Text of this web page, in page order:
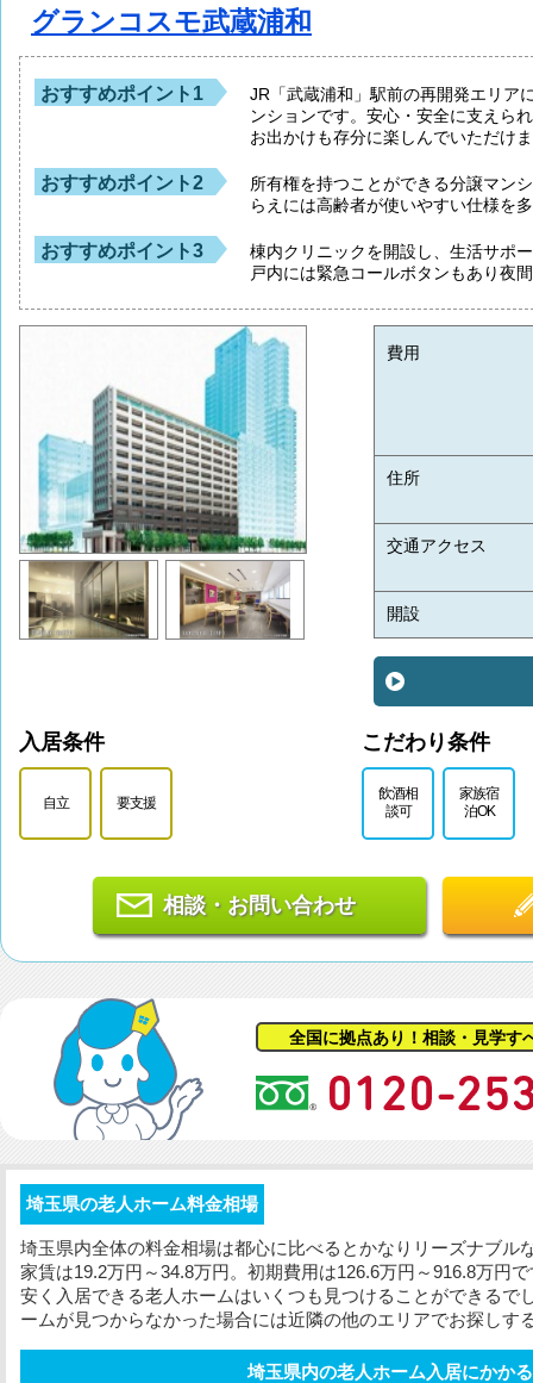
グランコスモ武蔵浦和
おすすめポイント1
JR「武蔵浦和」駅前の再開発エリア
ンションです。安心・安全に支えら
お出かけも存分に楽しんでいただけ
おすすめポイント2
所有権を持つことができる分譲マン
らえには高齢者が使いやすい仕様を
おすすめポイント3
棟内クリニックを開設し、生活サポ
戸内には緊急コールボタンもあり夜
費用
住所
交通アクセス
開設
入居条件
自立 要支援
こだわり条件
飲酒相
談可
家族宿
泊OK
相談・お問い合わせ
全国に拠点あり！相談・見学す
埼玉県の老人ホーム料金相場
埼玉県内全体の料金相場は都心に比べるとかなりリーズナブル
家賃は19.2万円～34.8万円。 初期費用は126.6万円～916.8万円
安く入居できる老人ホームはいくつも見つけることができるで
ームが見つからなかった場合には近隣の他のエリアでお探しす
埼玉県内の老人ホーム入居にかか